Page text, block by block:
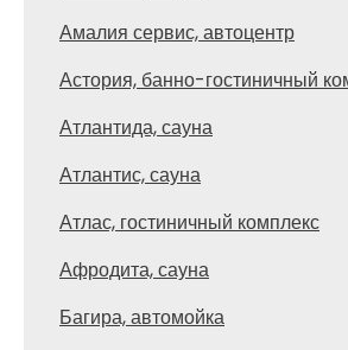
Амалия сервис, автоцентр
Астория, банно-гостиничный
Атлантида, сауна
Атлантис, сауна
Атлас, гостиничный комплекс
Афродита, сауна
Багира, автомойка